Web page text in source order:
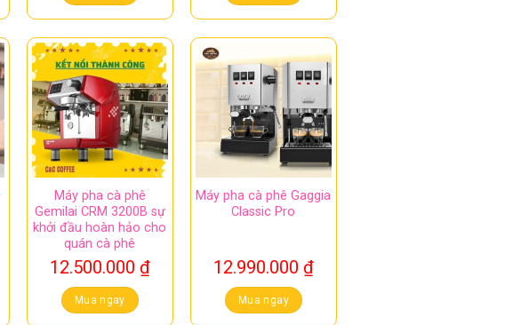
Máy pha cà phê
Gemilai CRM 3200B sự
khởi đầu hoàn hảo cho
quán cà phê
12.500.000 ₫
Mua ngay
Máy pha cà phê Gaggia
Classic Pro
12.990.000 ₫
Mua ngay